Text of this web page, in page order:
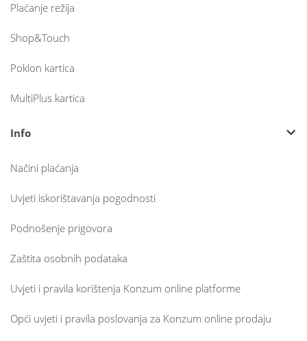
Plaćanje režija
Shop&Touch
Poklon kartica
MultiPlus kartica
Info
Načini plaćanja
Uvjeti iskorištavanja pogodnosti
Podnošenje prigovora
Zaštita osobnih podataka
Uvjeti i pravila korištenja Konzum online platforme
Opći uvjeti i pravila poslovanja za Konzum online prodaju